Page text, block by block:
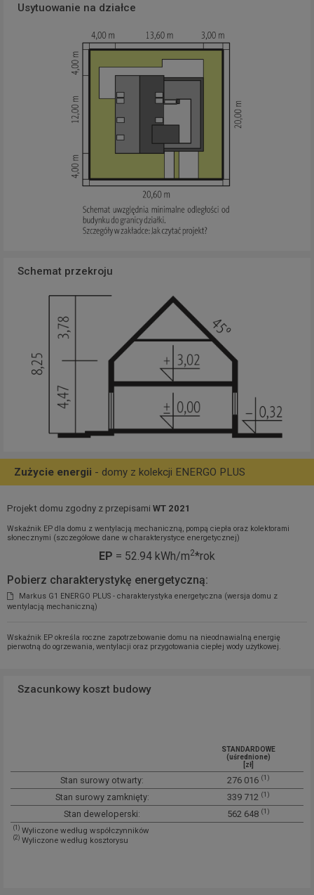
Usytuowanie na działce
Schemat przekroju
Zużycie energii - domy z kolekcji ENERGO PLUS
Projekt domu zgodny z przepisami WT 2021
Wskaźnik EP dla domu z wentylacją mechaniczną, pompą ciepła oraz kolektorami
słonecznymi (szczegółowe dane w charakterystyce energetycznej)
EP = 52.94 kWh/m2*rok
Pobierz charakterystykę energetyczną:
Markus G1 ENERGO PLUS - charakterystyka energetyczna (wersja domu z
wentylacją mechaniczną)
Wskaźnik EP określa roczne zapotrzebowanie domu na nieodnawialną energię
pierwotną do ogrzewania, wentylacji oraz przygotowania ciepłej wody użytkowej.
Szacunkowy koszt budowy
STANDARDOWE
(uśrednione)
[zł]
Stan surowy otwarty: 276 016 (1)
Stan surowy zamknięty: 339 712 (1)
Stan deweloperski: 562 648 (1)
(1) Wyliczone według współczynników
(2) Wyliczone według kosztorysu